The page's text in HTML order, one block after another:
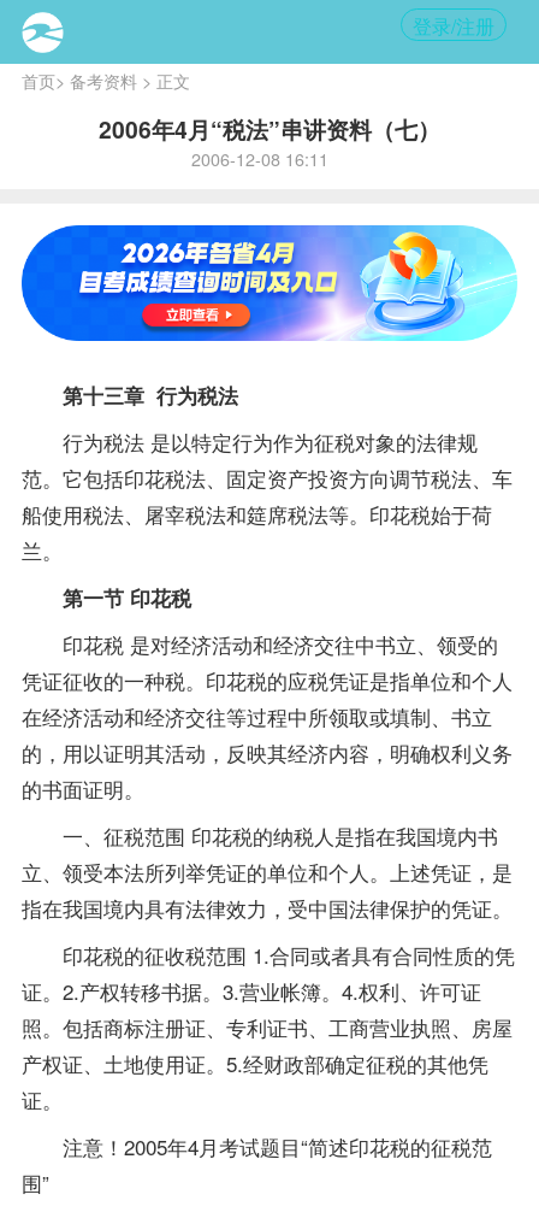
登录/注册
首页> 备考资料> 正文
2006年4月“税法”串讲资料（七）
2006-12-08 16:11
第十三章 行为税法
行为税法 是以特定行为作为征税对象的法律规
范。它包括印花税法、固定资产投资方向调节税法、车
船使用税法、屠宰税法和筵席税法等。印花税始于荷
兰。
第一节 印花税
印花税 是对经济活动和经济交往中书立、领受的
凭证征收的一种税。印花税的应税凭证是指单位和个人
在经济活动和经济交往等过程中所领取或填制、书立
的，用以证明其活动，反映其经济内容，明确权利义务
的书面证明。
一、征税范围 印花税的纳税人是指在我国境内书
立、领受本法所列举凭证的单位和个人。上述凭证，是
指在我国境内具有法律效力，受中国法律保护的凭证。
印花税的征收税范围 1.合同或者具有合同性质的凭
证。2.产权转移书据。3.营业帐簿。4.权利、许可证
照。包括商标注册证、专利证书、工商营业执照、房屋
产权证、土地使用证。5.经财政部确定征税的其他凭
证。
注意！2005年4月考试题目“简述印花税的征税范
围”